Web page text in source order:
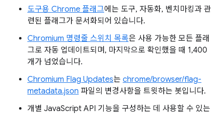
도구용 Chrome 플래그에는 도구, 자동화, 벤치마킹과 관
련된 플래그가 문서화되어 있습니다.
Chromium 명령줄 스위치 목록은 사용 가능한 모든 플래
그로 자동 업데이트되며, 마지막으로 확인했을 때 1,400
개가 넘었습니다.
Chromium Flag Updates는 chrome/browser/flag-
metadata.json 파일의 변경사항을 트윗하는 봇입니다.
개별 JavaScript API 기능을 구성하는 데 사용할 수 있는